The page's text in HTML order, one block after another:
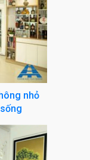
nhỏ